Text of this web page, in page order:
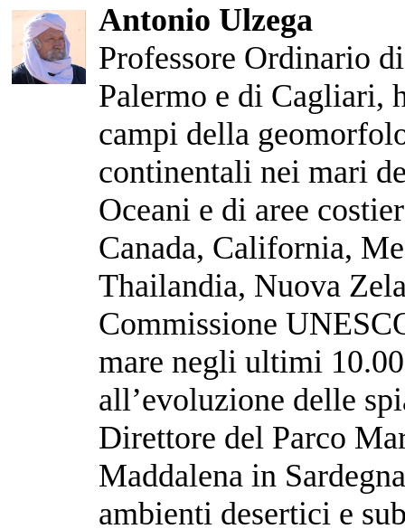
Antonio Ulzega
Professore Ordinario
Palermo e di Cagliari,
campi della
continentali nei mari
Oceani e di aree
Canada, California,
Thailandia, Nuova
Commissione
mare negli ultimi
all’evoluzione delle
Direttore del Parco
Maddalena in
ambienti desertici e